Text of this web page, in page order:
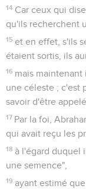
14 Car ceux qui
qu'ils recherchent
15 et en effet, s'ils
étaient sortis, ils
16 mais
une céleste ; c'est
savoir d'être
17 Par la foi,
qui avait reçu les
18 à l'égard duquel
une semence",
19 ayant estimé